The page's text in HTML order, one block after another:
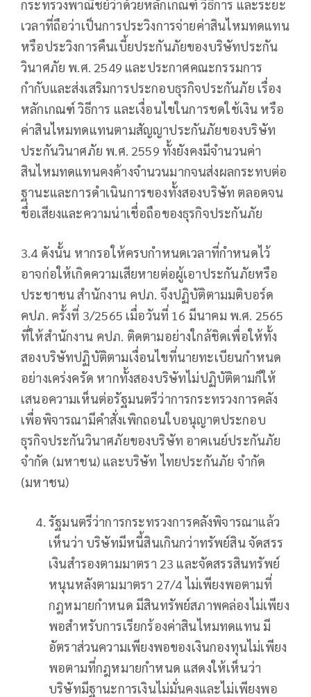
กระทรวงพาณิชย์ว่าด้วยหลักเกณฑ์ วิธีการ และระยะ
เวลาที่ถือว่าเป็นการประวิงการจ่ายค่าสินไหมทดแทน
หรือประวิงการคืนเบี้ยประกันภัยของบริษัทประกัน
วินาศภัย พ.ศ. 2549 และประกาศคณะกรรมการ
กำกับและส่งเสริมการประกอบธุรกิจประกันภัย เรื่อง
หลักเกณฑ์ วิธีการ และเงื่อนไขในการชดใช้เงิน หรือ
ค่าสินไหมทดแทนตามสัญญาประกันภัยของบริษัท
ประกันวินาศภัย พ.ศ. 2559 ทั้งยังคงมีจำนวนค่า
สินไหมทดแทนคงค้างจำนวนมากจนส่งผลกระทบต่อ
ฐานะและการดำเนินการของทั้งสองบริษัท ตลอดจน
ชื่อเสียงและความน่าเชื่อถือของธุรกิจประกันภัย
3.4 ดังนั้น หากรอให้ครบกำหนดเวลาที่กำหนดไว้
อาจก่อให้เกิดความเสียหายต่อผู้เอาประกันภัยหรือ
ประชาชน สำนักงาน คปภ. จึงปฏิบัติตามมติบอร์ด
คปภ. ครั้งที่ 3/2565 เมื่อวันที่ 16 มีนาคม พ.ศ. 2565
ที่ให้สำนักงาน คปภ. ติดตามอย่างใกล้ชิดเพื่อให้ทั้ง
สองบริษัทปฏิบัติตามเงื่อนไขที่นายทะเบียนกำหนด
อย่างเคร่งครัด หากทั้งสองบริษัทไม่ปฏิบัติตามก็ให้
เสนอความเห็นต่อรัฐมนตรีว่าการกระทรวงการคลัง
เพื่อพิจารณามีคำสั่งเพิกถอนใบอนุญาตประกอบ
ธุรกิจประกันวินาศภัยของบริษัท อาคเนย์ประกันภัย
จำกัด (มหาชน) และบริษัท ไทยประกันภัย จำกัด
(มหาชน)
รัฐมนตรีว่าการกระทรวงการคลังพิจารณาแล้ว
เห็นว่า บริษัทมีหนี้สินเกินกว่าทรัพย์สิน จัดสรร
เงินสำรองตามมาตรา 23 และจัดสรรสินทรัพย์
หนุนหลังตามมาตรา 27/4 ไม่เพียงพอตามที่
กฎหมายกำหนด มีสินทรัพย์สภาพคล่องไม่เพียง
พอสำหรับการเรียกร้องค่าสินไหมทดแทน มี
อัตราส่วนความเพียงพอของเงินกองทุนไม่เพียง
พอตามที่กฎหมายกำหนด แสดงให้เห็นว่า
บริษัทมีฐานะการเงินไม่มั่นคงและไม่เพียงพอ